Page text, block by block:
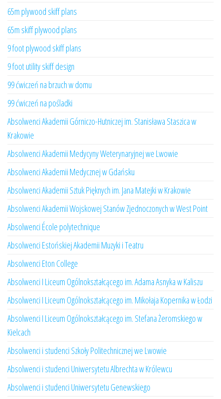
65m plywood skiff plans
65m skiff plywood plans
9 foot plywood skiff plans
9 foot utility skiff design
99 ćwiczeń na brzuch w domu
99 ćwiczeń na pośladki
Absolwenci Akademii Górniczo-Hutniczej im. Stanisława Staszica w
Krakowie
Absolwenci Akademii Medycyny Weterynaryjnej we Lwowie
Absolwenci Akademii Medycznej w Gdańsku
Absolwenci Akademii Sztuk Pięknych im. Jana Matejki w Krakowie
Absolwenci Akademii Wojskowej Stanów Zjednoczonych w West Point
Absolwenci École polytechnique
Absolwenci Estońskiej Akademii Muzyki i Teatru
Absolwenci Eton College
Absolwenci I Liceum Ogólnokształcącego im. Adama Asnyka w Kaliszu
Absolwenci I Liceum Ogólnokształcącego im. Mikołaja Kopernika w Łodzi
Absolwenci I Liceum Ogólnokształcącego im. Stefana Żeromskiego w
Kielcach
Absolwenci i studenci Szkoły Politechnicznej we Lwowie
Absolwenci i studenci Uniwersytetu Albrechta w Królewcu
Absolwenci i studenci Uniwersytetu Genewskiego